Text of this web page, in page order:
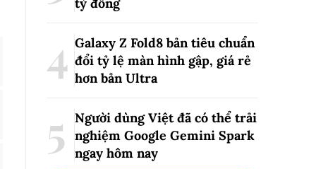
Galaxy Z Fold8 bản tiêu chuẩn
đổi tỷ lệ màn hình gập, giá rẻ
hơn bản Ultra
Người dùng Việt đã có thể trải
nghiệm Google Gemini Spark
ngay hôm nay